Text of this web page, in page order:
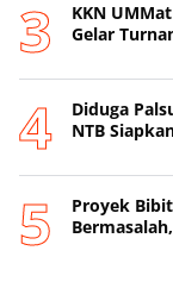
KKN
Gelar
Diduga
NTB
Proyek